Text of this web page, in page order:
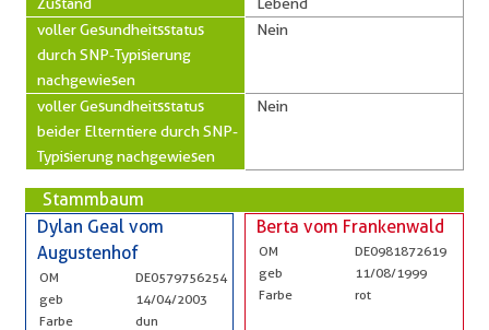
voller Gesundheitsstatus
durch SNP-Typisierung
nachgewiesen
Nein
voller Gesundheitsstatus
beider Elterntiere durch SNP-
Typisierung nachgewiesen
Nein
Stammbaum
Dylan Geal vom
Augustenhof
OM
DE0579756254
geb
14/04/2003
Farbe
dun
Berta vom Frankenwald
OM
DE0981872619
geb
11/08/1999
Farbe
rot